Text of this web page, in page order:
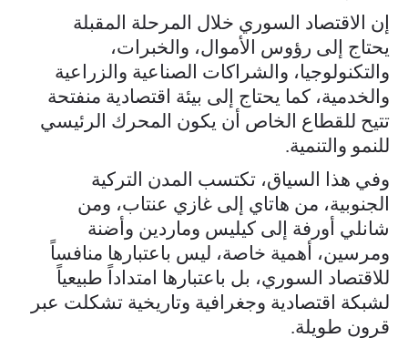
إن الاقتصاد السوري خلال المرحلة المقبلة
يحتاج إلى رؤوس الأموال، والخبرات،
والتكنولوجيا، والشراكات الصناعية والزراعية
والخدمية، كما يحتاج إلى بيئة اقتصادية منفتحة
تتيح للقطاع الخاص أن يكون المحرك الرئيسي
للنمو والتنمية.
وفي هذا السياق، تكتسب المدن التركية
الجنوبية، من هاتاي إلى غازي عنتاب، ومن
شانلي أورفة إلى كيليس وماردين وأضنة
ومرسين، أهمية خاصة، ليس باعتبارها منافساً
للاقتصاد السوري، بل باعتبارها امتداداً طبيعياً
لشبكة اقتصادية وجغرافية وتاريخية تشكلت عبر
قرون طويلة.